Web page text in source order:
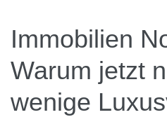
Immobilien
Warum jetzt
wenige